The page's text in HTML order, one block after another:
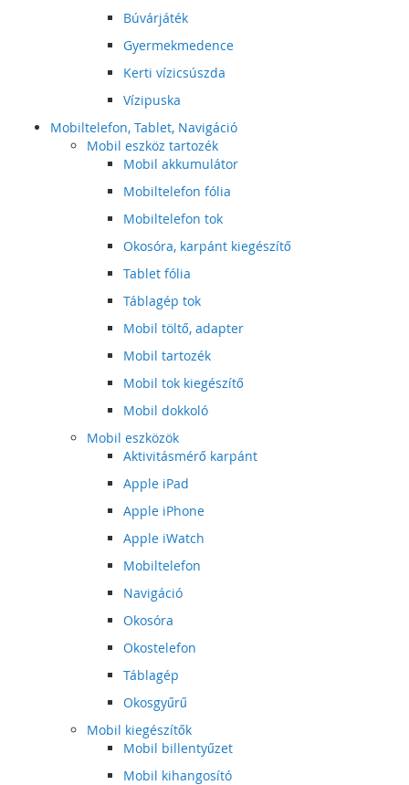
Búvárjáték
Gyermekmedence
Kerti vízicsúszda
Vízipuska
Mobiltelefon, Tablet, Navigáció
Mobil eszköz tartozék
Mobil akkumulátor
Mobiltelefon fólia
Mobiltelefon tok
Okosóra, karpánt kiegészítő
Tablet fólia
Táblagép tok
Mobil töltő, adapter
Mobil tartozék
Mobil tok kiegészítő
Mobil dokkoló
Mobil eszközök
Aktivitásmérő karpánt
Apple iPad
Apple iPhone
Apple iWatch
Mobiltelefon
Navigáció
Okosóra
Okostelefon
Táblagép
Okosgyűrű
Mobil kiegészítők
Mobil billentyűzet
Mobil kihangosító